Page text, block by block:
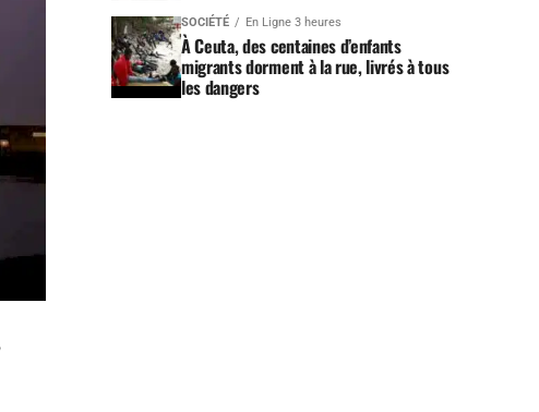
SOCIÉTÉ En Ligne 3 heures
À Ceuta, des centaines d’enfants
migrants dorment à la rue, livrés à tous
les dangers